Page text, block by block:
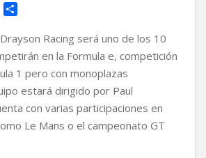
p
L
k
m
p
a
r
t
i
r
Racing será uno de los 10
en la Formula e, competición
1 pero con monoplazas
estará dirigido por Paul
con varias participaciones en
Le Mans o el campeonato GT